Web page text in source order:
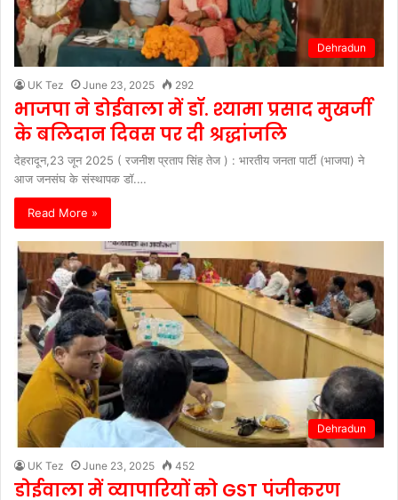
Dehradun
UK Tez June 23, 2025 292
भाजपा ने डोईवाला में डॉ. श्यामा प्रसाद मुखर्जी
के बलिदान दिवस पर दी श्रद्धांजलि
देहरादून,23 जून 2025 ( रजनीश प्रताप सिंह तेज ) : भारतीय जनता पार्टी (भाजपा) ने
आज जनसंघ के संस्थापक डॉ.…
Read More »
Dehradun
UK Tez June 23, 2025 452
डोईवाला में व्यापारियों को GST पंजीकरण